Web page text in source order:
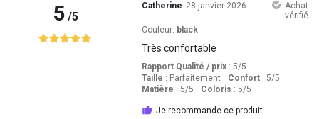
5/5
Catherine 28 janvier 2026
Achat
vérifié
Couleur: black
Très confortable
Rapport Qualité / prix: 5/5
Taille : Parfaitement Confort: 5/5
Matière : 5/5 Coloris : 5/5
Je recommande ce produit